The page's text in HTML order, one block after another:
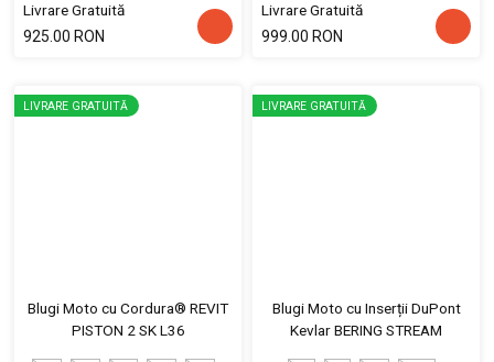
Livrare Gratuită
925.00 RON
Livrare Gratuită
999.00 RON
LIVRARE GRATUITĂ
Blugi Moto cu Cordura® REVIT
PISTON 2 SK L36
LIVRARE GRATUITĂ
Blugi Moto cu Inserții DuPont
Kevlar BERING STREAM